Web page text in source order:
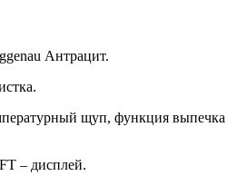
Антрацит.
щуп, функция выпечка
– дисплей.